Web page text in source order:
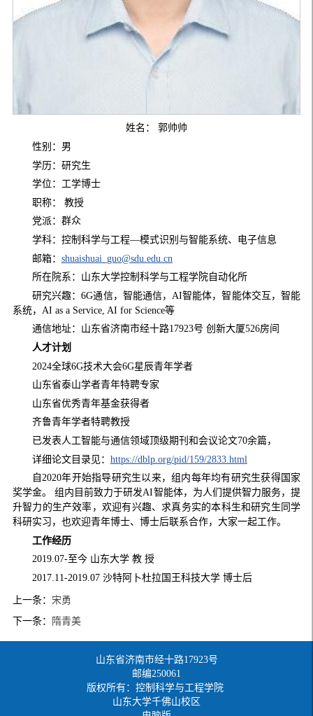
姓名： 郭帅帅
性别：男
学历：研究生
学位：工学博士
职称： 教授
党派：群众
学科：控制科学与工程—模式识别与智能系统、电子信息
邮箱： shuaishuai_guo@sdu.edu.cn
所在院系：山东大学控制科学与工程学院自动化所
研究兴趣：6G通信，智能通信，AI智能体，智能体交互，智能
系统，AI as a Service, AI for Science等
通信地址：山东省济南市经十路17923号 创新大厦526房间
人才计划
2024全球6G技术大会6G星辰青年学者
山东省泰山学者青年特聘专家
山东省优秀青年基金获得者
齐鲁青年学者特聘教授
已发表人工智能与通信领域顶级期刊和会议论文70余篇，
详细论文目录见： https://dblp.org/pid/159/2833.html
自2020年开始指导研究生以来，组内每年均有研究生获得国家
奖学金。 组内目前致力于研发AI智能体，为人们提供智力服务，提
升智力的生产效率，欢迎有兴趣、求真务实的本科生和研究生同学
科研实习，也欢迎青年博士、博士后联系合作，大家一起工作。
工作经历
2019.07-至今 山东大学 教 授
2017.11-2019.07 沙特阿卜杜拉国王科技大学 博士后
上一条： 宋勇
下一条：
隋青美
山东省济南市经十路17923号
邮编250061
版权所有：控制科学与工程学院
山东大学千佛山校区